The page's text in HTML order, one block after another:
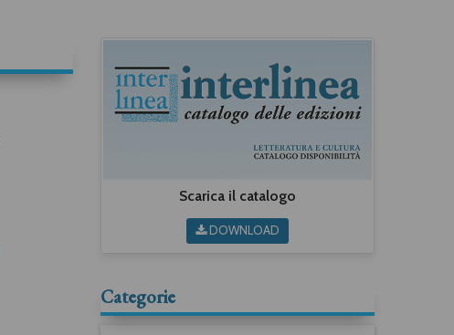
Scarica il catalogo
DOWNLOAD
Categorie